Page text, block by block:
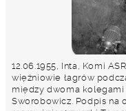
12.06.1955, Inta, Komi
więźniowie łagrów
między dwoma
Sworobowicz. Podpis na